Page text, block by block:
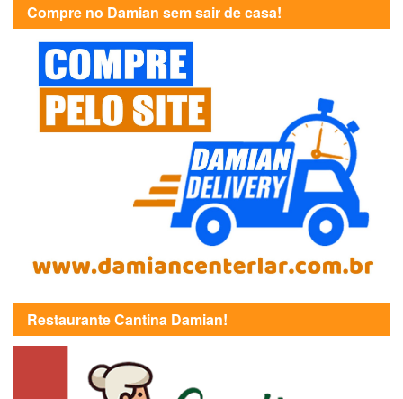
Compre no Damian sem sair de casa!
Restaurante Cantina Damian!